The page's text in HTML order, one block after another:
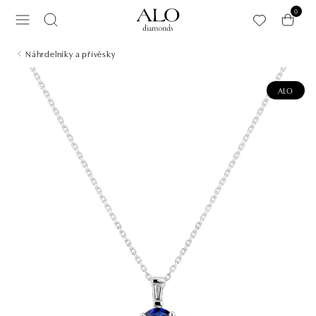
0
Náhrdelníky a přívěsky
ALO